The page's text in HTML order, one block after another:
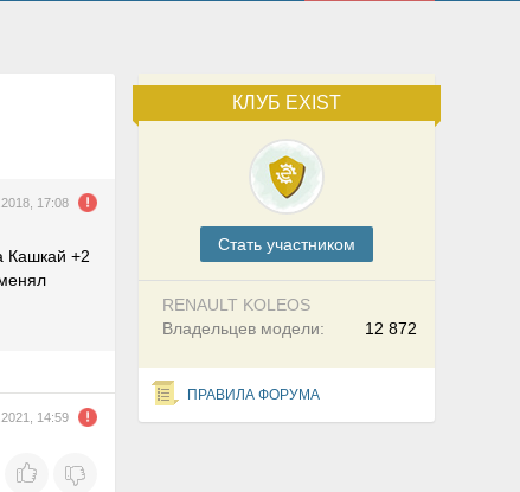
КЛУБ EXIST
Cтать участником
RENAULT KOLEOS
12 872
Владельцев модели:
ПРАВИЛА ФОРУМА
17:08
Кашкай +2
14:59